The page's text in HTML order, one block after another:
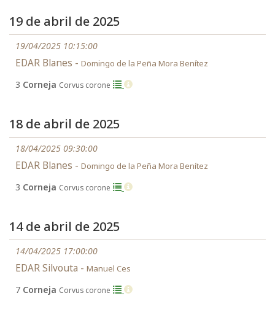
19 de abril de 2025
19/04/2025 10:15:00
EDAR Blanes - Domingo de la Peña Mora Benítez
3 Corneja Corvus corone
18 de abril de 2025
18/04/2025 09:30:00
EDAR Blanes - Domingo de la Peña Mora Benítez
3 Corneja Corvus corone
14 de abril de 2025
14/04/2025 17:00:00
EDAR Silvouta - Manuel Ces
7 Corneja Corvus corone